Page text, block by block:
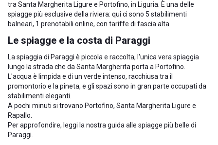
tra Santa Margherita Ligure e Portofino, in Liguria . È una delle
spiagge più esclusive della riviera: qui ci sono 5 stabilimenti
balneari, 1 prenotabili online, con tariffe di fascia alta.
Le spiagge e la costa di Paraggi
La spiaggia di Paraggi è piccola e raccolta, l'unica vera spiaggia
lungo la strada che da Santa Margherita porta a Portofino.
L'acqua è limpida e di un verde intenso, racchiusa tra il
promontorio e la pineta, e gli spazi sono in gran parte occupati da
stabilimenti eleganti.
A pochi minuti si trovano Portofino, Santa Margherita Ligure e
Rapallo
Per approfondire, leggi la nostra guida alle spiagge più belle di
Paraggi